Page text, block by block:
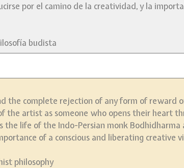
por el camino de la creatividad, y la
budista
the complete rejection of any form of reward
the artist as someone who opens their heart
life of the Indo-Persian monk Bodhidharma
of a conscious and liberating creative
philosophy